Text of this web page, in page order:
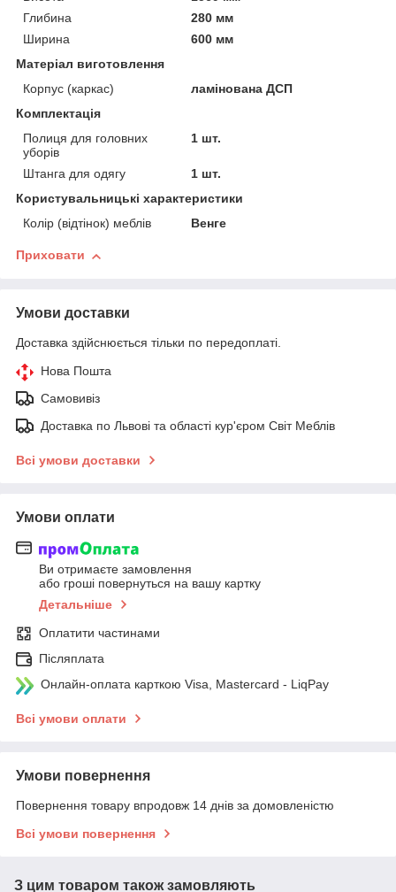
Глибина
280 мм
Ширина
600 мм
Матеріал виготовлення
Корпус (каркас)
ламінована ДСП
Комплектація
Полиця для головних
уборів
1 шт.
Штанга для одягу
1 шт.
Користувальницькі характеристики
Колір (відтінок) меблів
Венге
Приховати
Умови доставки
Доставка здійснюється тільки по передоплаті.
Нова Пошта
Самовивіз
Доставка по Львові та області кур'єром Світ Меблів
Всі умови доставки
Умови оплати
Ви отримаєте замовлення
або гроші повернуться на вашу картку
Детальніше
Оплатити частинами
Післяплата
Онлайн-оплата карткою Visa, Mastercard - LiqPay
Всі умови оплати
Умови повернення
Повернення товару впродовж 14 днів за домовленістю
Всі умови повернення
З цим товаром також замовляють